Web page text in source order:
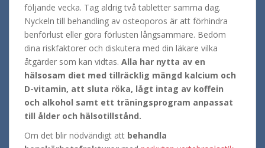
följande vecka. Tag aldrig två tabletter samma dag.
Nyckeln till behandling av osteoporos är att förhindra
benförlust eller göra förlusten långsammare. Bedöm
dina riskfaktorer och diskutera med din läkare vilka
åtgärder som kan vidtas. Alla har nytta av en
hälsosam diet med tillräcklig mängd kalcium och
D-vitamin, att sluta röka, lågt intag av koffein
och alkohol samt ett träningsprogram anpassat
till ålder och hälsotillstånd.
Om det blir nödvändigt att behandla